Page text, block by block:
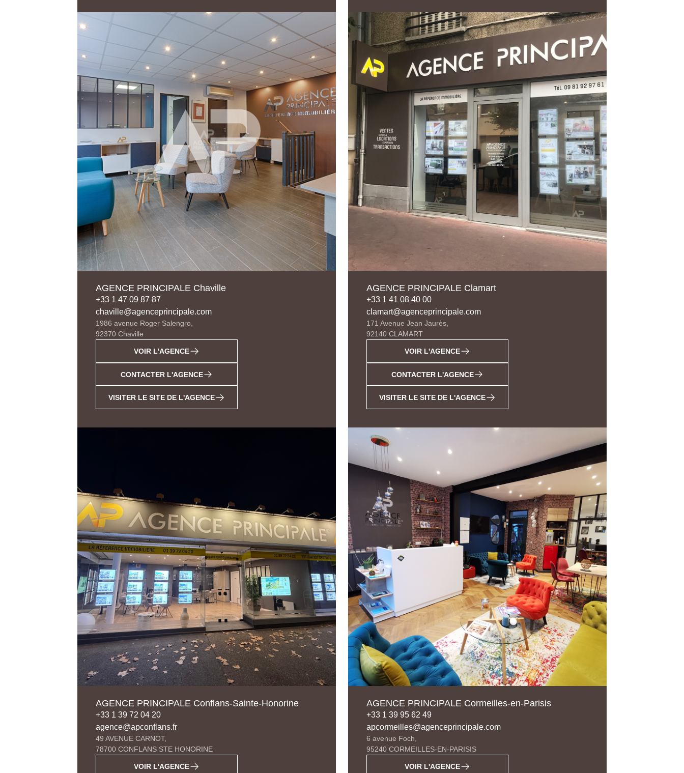
AGENCE PRINCIPALE Chaville
+33 1 47 09 87 87
chaville@agenceprincipale.com
1986 avenue Roger Salengro,
92370 Chaville
VOIR L'AGENCE
CONTACTER L'AGENCE
VISITER LE SITE DE L'AGENCE
AGENCE PRINCIPALE Clamart
+33 1 41 08 40 00
clamart@agenceprincipale.com
171 Avenue Jean Jaurès,
92140 CLAMART
VOIR L'AGENCE
CONTACTER L'AGENCE
VISITER LE SITE DE L'AGENCE
AGENCE PRINCIPALE Conflans-Sainte-Honorine
+33 1 39 72 04 20
agence@apconflans.fr
49 AVENUE CARNOT,
78700 CONFLANS STE HONORINE
VOIR L'AGENCE
AGENCE PRINCIPALE Cormeilles-en-Parisis
+33 1 39 95 62 49
apcormeilles@agenceprincipale.com
6 avenue Foch,
95240 CORMEILLES-EN-PARISIS
VOIR L'AGENCE